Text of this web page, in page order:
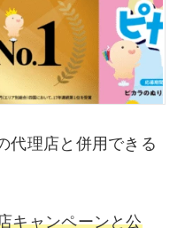
代理店と併用できる
キャンペーンと公